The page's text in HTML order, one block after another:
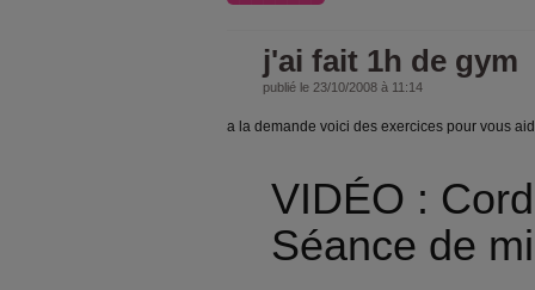
j'ai fait 1h de gym
publié le 23/10/2008 à 11:14
a la demande voici des exercices pour vous
VIDÉO :
Séance de